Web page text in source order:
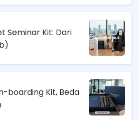
Seminar Kit: Dari
boarding Kit, Beda